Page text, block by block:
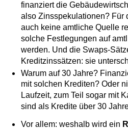
finanziert die
also Zinsspekulationen? Für
auch keine amtliche Quelle
solche Festlegungen auf
werden. Und die Swaps-
Kreditzinssätzen: sie
Warum auf 30 Jahre?
mit solchen Krediten? Oder
Laufzeit, zum Teil sogar mit
sind als Kredite über 30
Vor allem: weshalb wird ein